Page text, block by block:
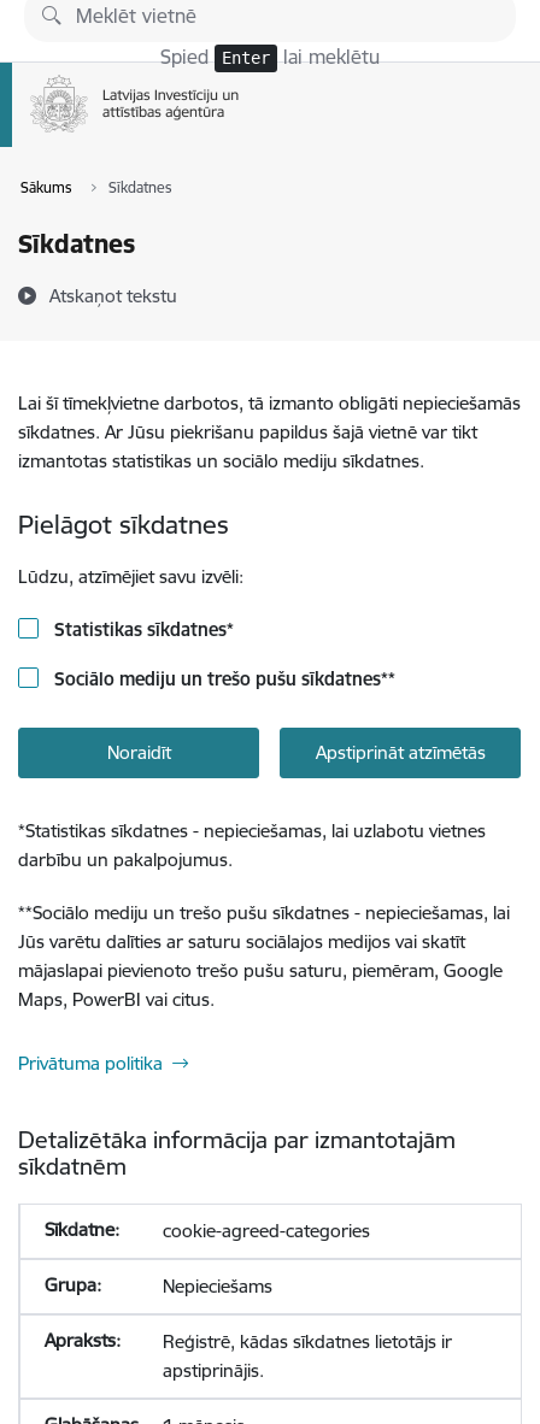
Pāriet uz lapas saturu
Spied Enter lai meklētu
Sākums Sīkdatnes
Sīkdatnes
Atskaņot tekstu
Lai šī tīmekļvietne darbotos, tā izmanto obligāti nepieciešamās
sīkdatnes. Ar Jūsu piekrišanu papildus šajā vietnē var tikt
izmantotas statistikas un sociālo mediju sīkdatnes.
Pielāgot sīkdatnes
Lūdzu, atzīmējiet savu izvēli:
Statistikas sīkdatnes*
Sociālo mediju un trešo pušu sīkdatnes**
Noraidīt Apstiprināt atzīmētās
*Statistikas sīkdatnes - nepieciešamas, lai uzlabotu vietnes
darbību un pakalpojumus.
**Sociālo mediju un trešo pušu sīkdatnes - nepieciešamas, lai
Jūs varētu dalīties ar saturu sociālajos medijos vai skatīt
mājaslapai pievienoto trešo pušu saturu, piemēram, Google
Maps, PowerBI vai citus.
Privātuma politika
Detalizētāka informācija par izmantotajām
sīkdatnēm
cookie-agreed-categories
Nepieciešams
Reģistrē, kādas sīkdatnes lietotājs ir
apstiprinājis.